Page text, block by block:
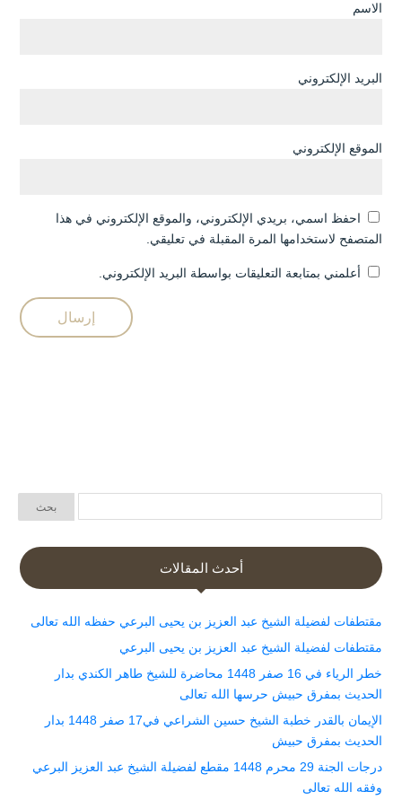
الاسم
البريد الإلكتروني
الموقع الإلكتروني
احفظ اسمي، بريدي الإلكتروني، والموقع الإلكتروني في هذا
المتصفح لاستخدامها المرة المقبلة في تعليقي.
أعلمني بمتابعة التعليقات بواسطة البريد الإلكتروني.
أحدث المقالات
مقتطفات لفضيلة الشيخ عبد العزيز بن يحيى البرعي حفظه الله تعالى
مقتطفات لفضيلة الشيخ عبد العزيز بن يحيى البرعي
خطر الرياء في 16 صفر 1448 محاضرة للشيخ طاهر الكندي بدار
الحديث بمفرق حبيش حرسها الله تعالى
الإيمان بالقدر خطبة الشيخ حسين الشراعي في17 صفر 1448 بدار
الحديث بمفرق حبيش
درجات الجنة 29 محرم 1448 مقطع لفضيلة الشيخ عبد العزيز البرعي
وفقه الله تعالى